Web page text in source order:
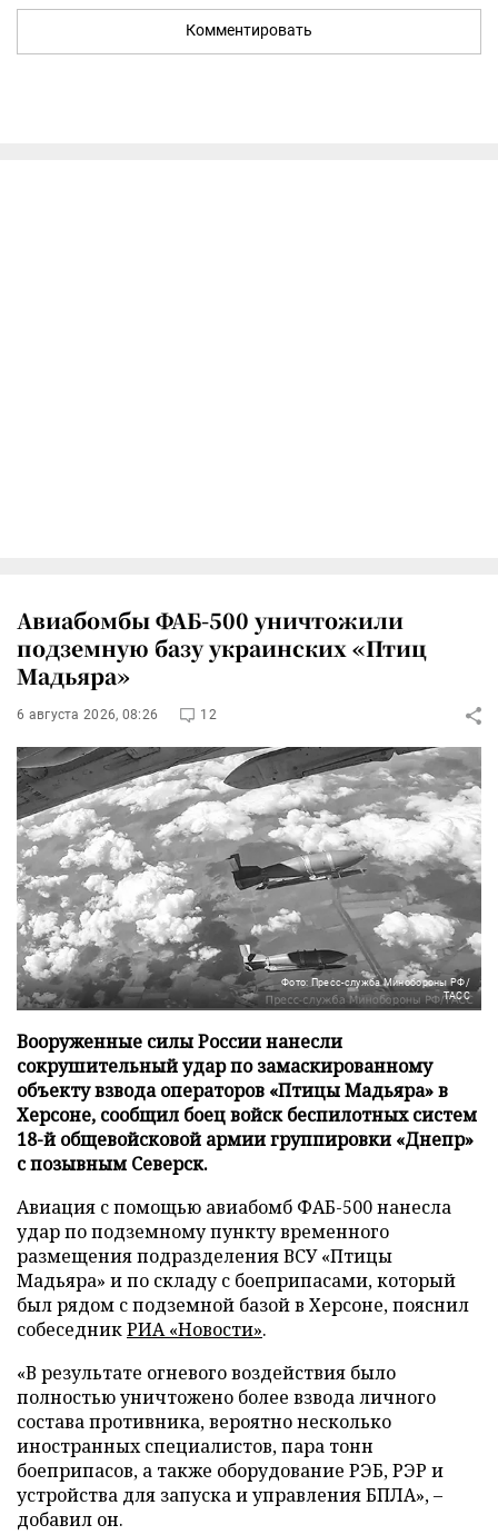
Комментировать
Авиабомбы ФАБ-500 уничтожили
подземную базу украинских «Птиц
Мадьяра»
6 августа 2026, 08:26 12
Фото: Пресс-служба Минобороны РФ/
ТАСС
Вооруженные силы России нанесли
сокрушительный удар по замаскированному
объекту взвода операторов «Птицы Мадьяра» в
Херсоне, сообщил боец войск беспилотных систем
18-й общевойсковой армии группировки «Днепр»
с позывным Северск.
Авиация с помощью авиабомб ФАБ-500 нанесла
удар по подземному пункту временного
размещения подразделения ВСУ «Птицы
Мадьяра» и по складу с боеприпасами, который
был рядом с подземной базой в Херсоне, пояснил
собеседникРИА «Новости».
«В результате огневого воздействия было
полностью уничтожено более взвода личного
состава противника, вероятно несколько
иностранных специалистов, пара тонн
боеприпасов, а также оборудование РЭБ, РЭР и
устройства для запуска и управления БПЛА», –
добавил он.